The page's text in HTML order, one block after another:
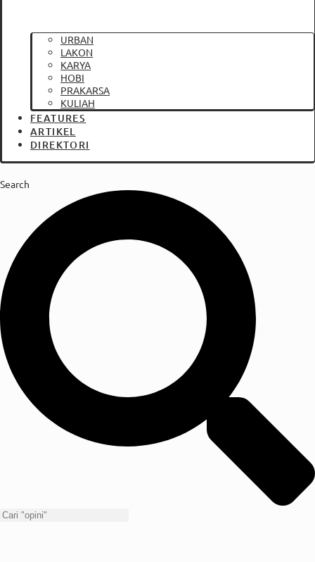
URBAN
LAKON
KARYA
HOBI
PRAKARSA
KULIAH
FEATURES
ARTIKEL
DIREKTORI
Search